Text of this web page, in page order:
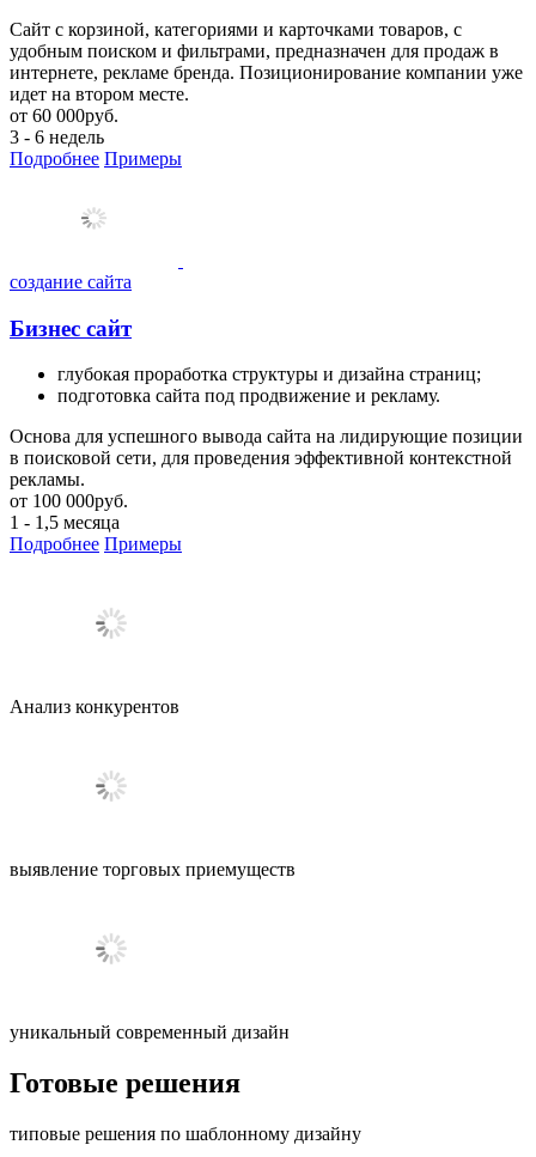
Сайт с корзиной, категориями и карточками товаров, с
удобным поиском и фильтрами, предназначен для продаж в
интернете, рекламе бренда. Позиционирование компании уже
идет на втором месте.
от 60 000руб.
3 - 6 недель
Подробнее Примеры
создание сайта
Бизнес сайт
глубокая проработка структуры и дизайна страниц;
подготовка сайта под продвижение и рекламу.
Основа для успешного вывода сайта на лидирующие позиции
в поисковой сети, для проведения эффективной контекстной
рекламы.
от 100 000руб.
1 - 1,5 месяца
Подробнее Примеры
Анализ конкурентов
выявление торговых приемуществ
уникальный современный дизайн
Готовые решения
типовые решения по шаблонному дизайну